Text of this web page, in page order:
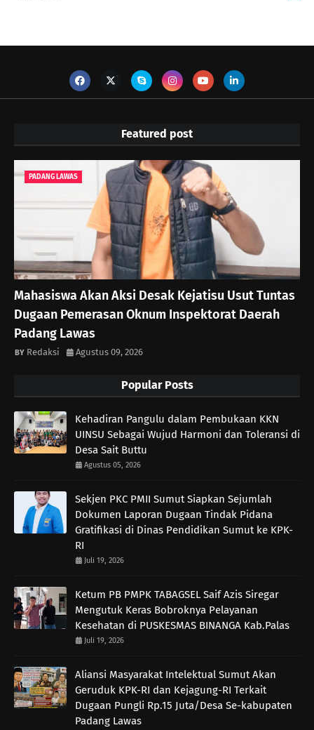
Featured post
PADANG LAWAS
Mahasiswa Akan Aksi Desak Kejatisu Usut Tuntas
Dugaan Pemerasan Oknum Inspektorat Daerah
Padang Lawas
Redaksi Agustus 09, 2026
Popular Posts
Kehadiran Pangulu dalam Pembukaan KKN
UINSU Sebagai Wujud Harmoni dan Toleransi di
Desa Sait Buttu
Agustus 05, 2026
Sekjen PKC PMII Sumut Siapkan Sejumlah
Dokumen Laporan Dugaan Tindak Pidana
Gratifikasi di Dinas Pendidikan Sumut ke KPK-
RI
Juli 19, 2026
Ketum PB PMPK TABAGSEL Saif Azis Siregar
Mengutuk Keras Bobroknya Pelayanan
Kesehatan di PUSKESMAS BINANGA Kab.Palas
Juli 19, 2026
Aliansi Masyarakat Intelektual Sumut Akan
Geruduk KPK-RI dan Kejagung-RI Terkait
Dugaan Pungli Rp.15 Juta/Desa Se-kabupaten
Padang Lawas